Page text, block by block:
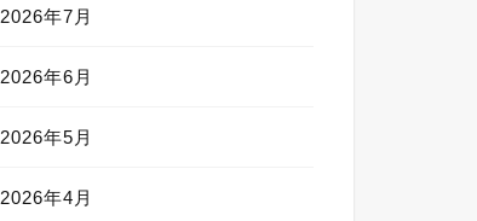
2026年7月
2026年6月
2026年5月
2026年4月